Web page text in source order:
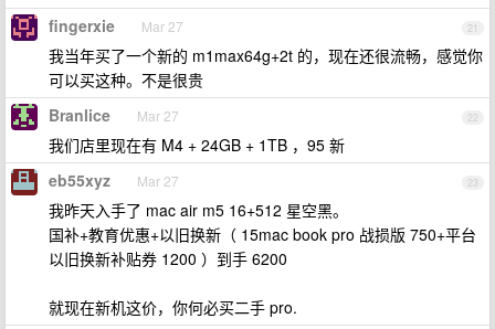
21
fingerxie Mar 27
我当年买了一个新的 m1max64g+2t 的，现在还很流畅，感觉你
可以买这种。不是很贵
22
Branlice Mar 27
我们店里现在有 M4 + 24GB + 1TB ，95 新
23
eb55xyz Mar 27
我昨天入手了 mac air m5 16+512 星空黑。
国补+教育优惠+以旧换新（ 15mac book pro 战损版 750+平台
以旧换新补贴券 1200 ）到手 6200
就现在新机这价，你何必买二手 pro.